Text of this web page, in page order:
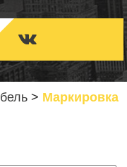
> Маркировка